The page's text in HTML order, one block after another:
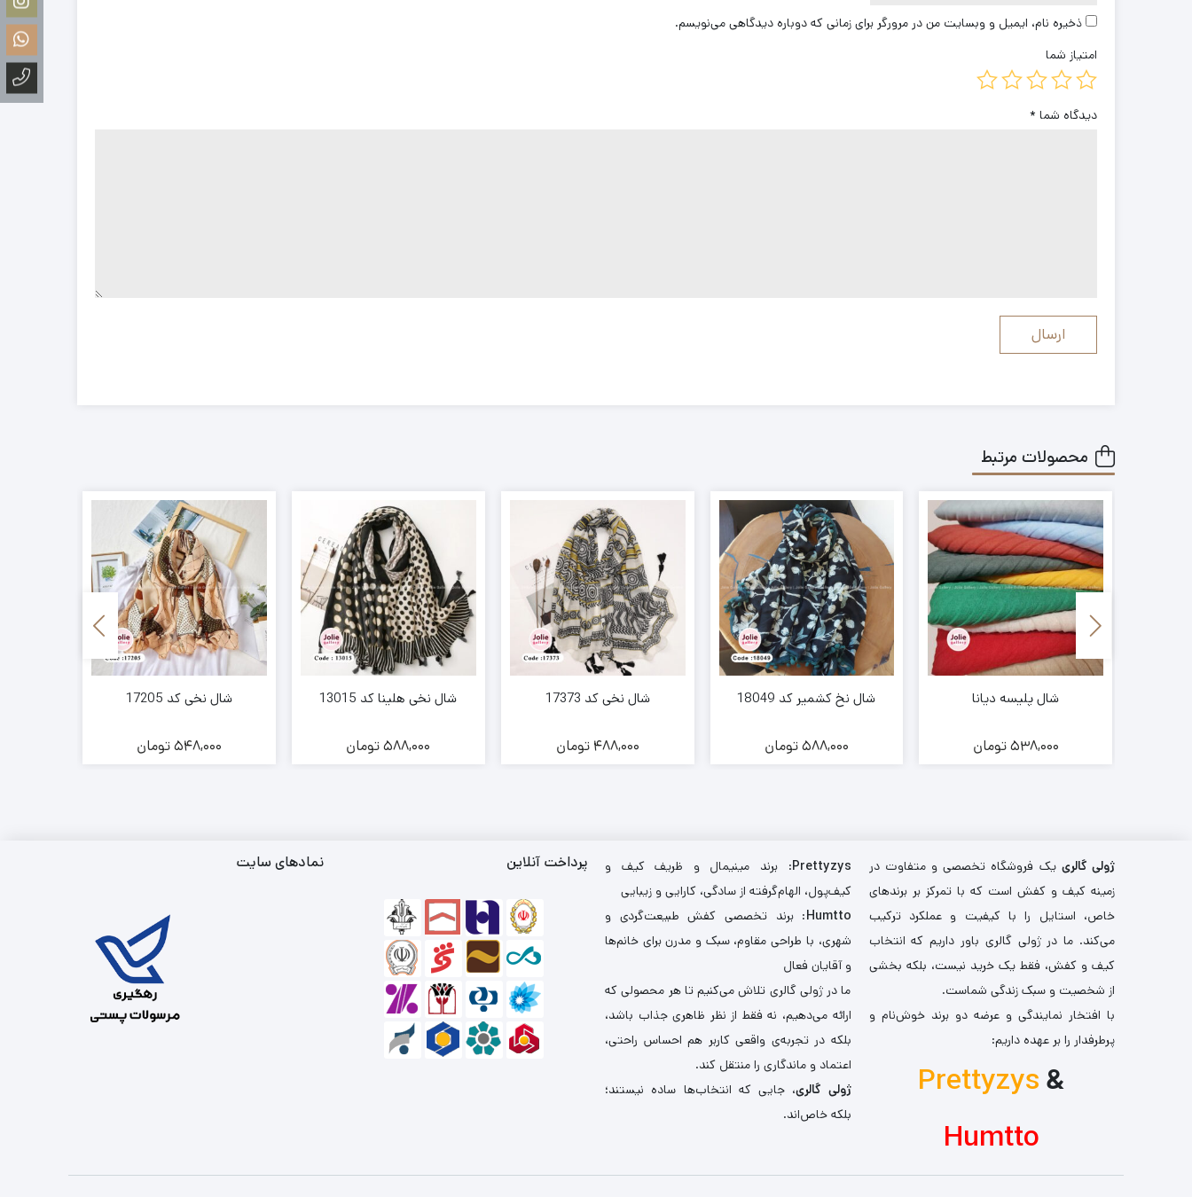
ذخیره نام، ایمیل و وبسایت من در مرورگر برای زمانی که دوباره دیدگاهی می‌نویسم.
امتیاز شما
دیدگاه شما *
محصولات مرتبط
شال پلیسه دیانا
538,000تومان
شال نخ کشمیر کد 18049
588,000تومان
شال نخی کد 17373
488,000 تومان
شال نخی هلینا کد 13015
588,000تومان
شال نخی کد 17205
548,000تومان
ژولی گالری یک فروشگاه تخصصی و متفاوت در
زمینه کیف و کفش است که با تمرکز بر برندهای
خاص، استایل را با کیفیت و عملکرد ترکیب
می‌کند. ما در ژولی گالری باور داریم که انتخاب
کیف و کفش، فقط یک خرید نیست، بلکه بخشی
از شخصیت و سبک زندگی شماست.
با افتخار نمایندگی و عرضه دو برند خوش‌نام و
پرطرفدار را بر عهده داریم:
Prettyzys&
Humtto
Prettyzys: برند مینیمال و ظریف کیف و
کیف‌پول، الهام‌گرفته از سادگی، کارایی و زیبایی
Humtto: برند تخصصی کفش طبیعت‌گردی و
شهری، با طراحی مقاوم، سبک و مدرن برای خانم‌ها
و آقایان فعال
ما در ژولی گالری تلاش می‌کنیم تا هر محصولی که
ارائه می‌دهیم، نه فقط از نظر ظاهری جذاب باشد،
بلکه در تجربه‌ی واقعی کاربر هم احساس راحتی،
اعتماد و ماندگاری را منتقل کند.
ژولی گالری، جایی که انتخاب‌ها ساده نیستند؛
بلکه خاص‌اند.
پرداخت آنلاین نمادهای سایت